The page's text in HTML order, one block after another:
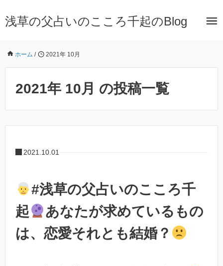
浅草の父占いのこころ千起のBlog
ホーム / 2021年 10月
2021年 10月 の投稿一覧
2021.10.01
#浅草の父占いのこころ千
起
あなたが求めているもの
は、恋愛それとも結婚？